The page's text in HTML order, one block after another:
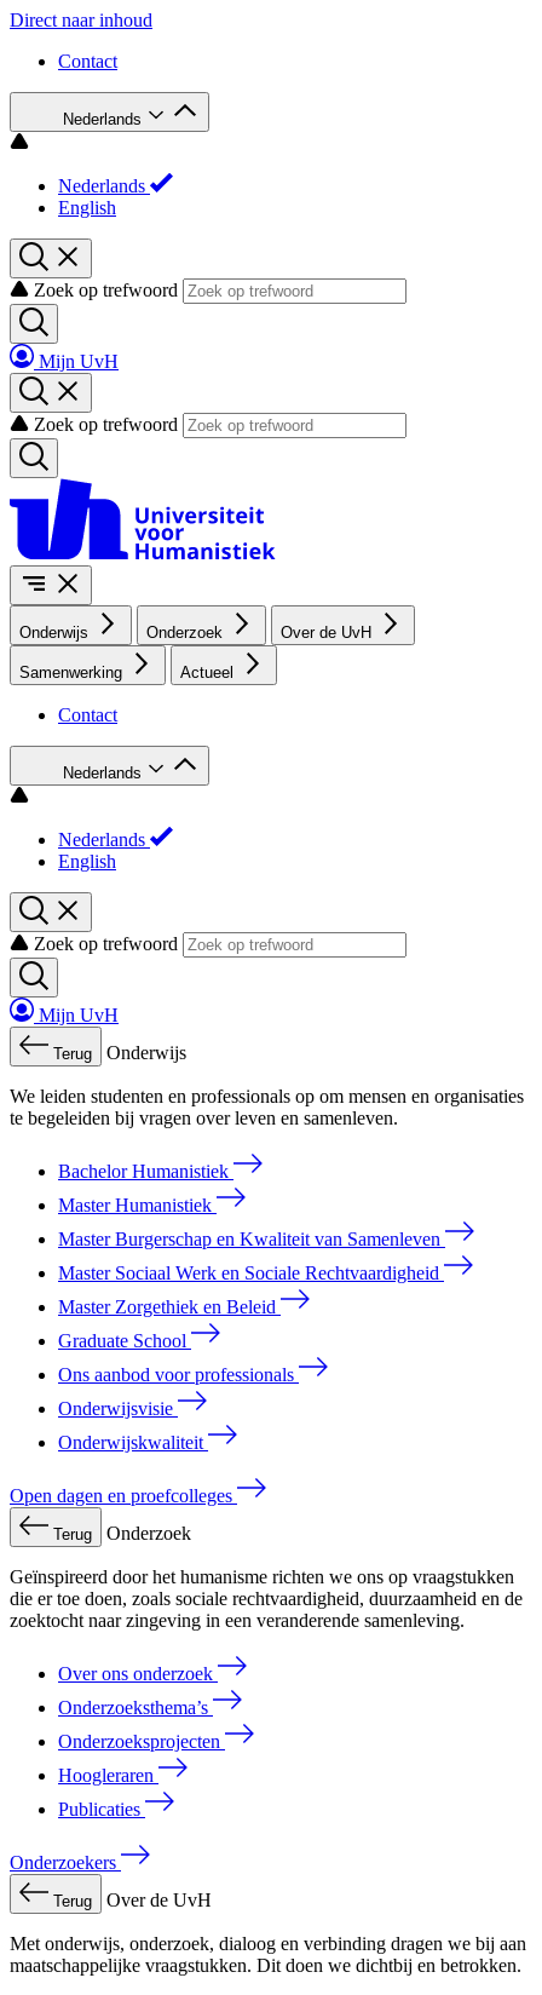
Direct naar inhoud
Contact
Nederlands
Nederlands
English
Zoek op trefwoord
Mijn UvH
Zoek op trefwoord
Onderwijs Onderzoek Over de UvH
Samenwerking Actueel
Contact
Nederlands
Nederlands
English
Zoek op trefwoord
Mijn UvH
Terug Onderwijs
We leiden studenten en professionals op om mensen en organisaties
te begeleiden bij vragen over leven en samenleven.
Bachelor Humanistiek
Master Humanistiek
Master Burgerschap en Kwaliteit van Samenleven
Master Sociaal Werk en Sociale Rechtvaardigheid
Master Zorgethiek en Beleid
Graduate School
Ons aanbod voor professionals
Onderwijsvisie
Onderwijskwaliteit
Open dagen en proefcolleges
Terug Onderzoek
Geïnspireerd door het humanisme richten we ons op vraagstukken
die er toe doen, zoals sociale rechtvaardigheid, duurzaamheid en de
zoektocht naar zingeving in een veranderende samenleving.
Over ons onderzoek
Onderzoeksthema’s
Onderzoeksprojecten
Hoogleraren
Publicaties
Onderzoekers
Terug Over de UvH
Met onderwijs, onderzoek, dialoog en verbinding dragen we bij aan
maatschappelijke vraagstukken. Dit doen we dichtbij en betrokken.